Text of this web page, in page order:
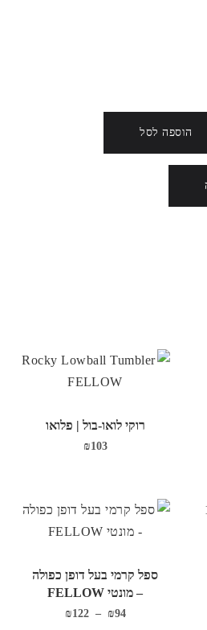
הוספה לסל
רוקי לואו-בול | פלואו
₪103
ספל קרמי בעל דופן כפולה
– מונטי FELLOW
₪94
–
₪122